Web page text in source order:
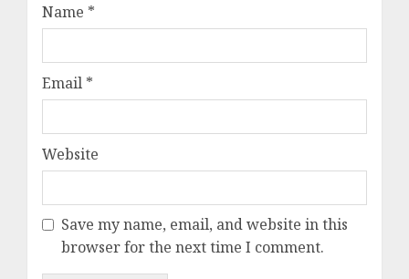
Name *
Email *
Website
Save my name, email, and website in this
browser for the next time I comment.